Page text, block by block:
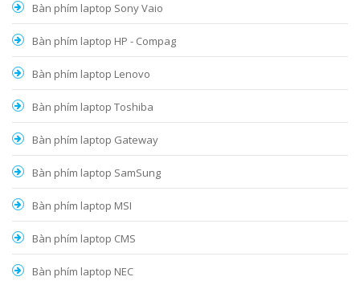
Bàn phím laptop Sony Vaio
Bàn phím laptop HP - Compag
Bàn phím laptop Lenovo
Bàn phím laptop Toshiba
Bàn phím laptop Gateway
Bàn phím laptop SamSung
Bàn phím laptop MSI
Bàn phím laptop CMS
Bàn phím laptop NEC